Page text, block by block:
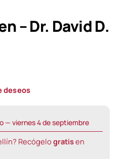
– Dr. David D.
deseos
— viernes 4 de septiembre
Recógelo gratisen